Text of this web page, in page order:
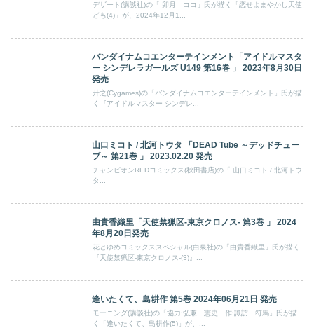
デザート(講談社)の「 卯月 ココ」氏が描く「恋せよまやかし天使
ども(4)」が、2024年12月1...
バンダイナムコエンターテインメント「アイドルマスタ
ー シンデレラガールズ U149 第16巻 」 2023年8月30日
発売
廾之(Cygames)の「バンダイナムコエンターテインメント」氏が描
く『アイドルマスター シンデレ...
山口ミコト / 北河トウタ 「DEAD Tube ～デッドチュー
ブ～ 第21巻 」 2023.02.20 発売
チャンピオンREDコミックス(秋田書店)の「 山口ミコト / 北河トウ
タ...
由貴香織里「天使禁猟区-東京クロノス- 第3巻 」 2024
年8月20日発売
花とゆめコミックススペシャル(白泉社)の「由貴香織里」氏が描く
『天使禁猟区-東京クロノス-(3)』...
逢いたくて、島耕作 第5巻 2024年06月21日 発売
モーニング(講談社)の「協力:弘兼 憲史 作:諏訪 符馬」氏が描
く「逢いたくて、島耕作(5)」が、...